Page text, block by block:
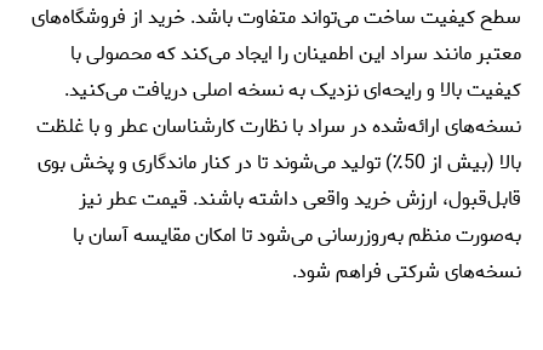
سطح کیفیت ساخت می‌تواند متفاوت باشد. خرید از فروشگاه‌های
معتبر مانند سراد این اطمینان را ایجاد می‌کند که محصولی با
کیفیت بالا و رایحه‌ای نزدیک به نسخه اصلی دریافت می‌کنید.
نسخه‌های ارائه‌شده در سراد با نظارت کارشناسان عطر و با غلظت
بالا (بیش از 50٪) تولید می‌شوند تا در کنار ماندگاری و پخش بوی
قابل‌قبول، ارزش خرید واقعی داشته باشند. قیمت عطر نیز
به‌صورت منظم به‌روزرسانی می‌شود تا امکان مقایسه آسان با
نسخه‌های شرکتی فراهم شود.